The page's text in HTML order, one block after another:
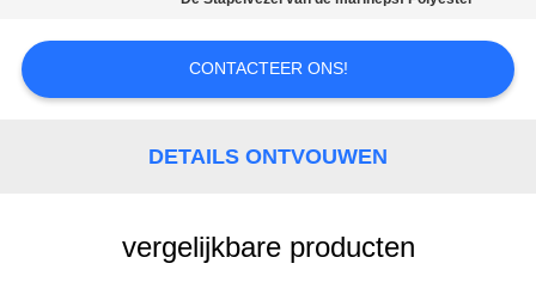
GEVALLEN
SITEMAP
CONTACTEER ONS!
DETAILS ONTVOUWEN
vergelijkbare producten